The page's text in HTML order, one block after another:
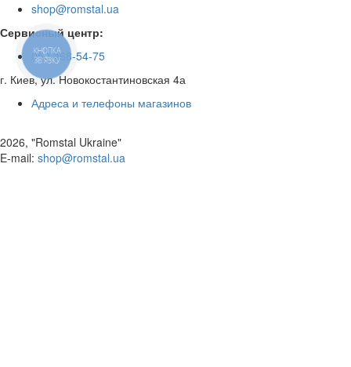
shop@romstal.ua
Сервисный центр:
050 468-54-75
г. Киев, ул. Новокостантиновская 4а
Адреса и телефоны магазинов
2026, "Romstal Ukraine"
​E-mail: shop@romstal.ua
КНОПКА
ЗВ'ЯЗКУ